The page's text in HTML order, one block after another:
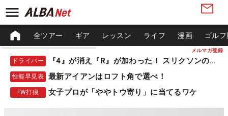
メルマガ登録
全ツアー ギア レッスン ライフ 漫画 ゴル
ドライバー 『4』が消え『R』が加わった！ スリクソンの新作
性能早見表 最新アイアンはロフト角で選べ！
FW打痕 女子プロが「ややトウ寄り」に当てるワケ